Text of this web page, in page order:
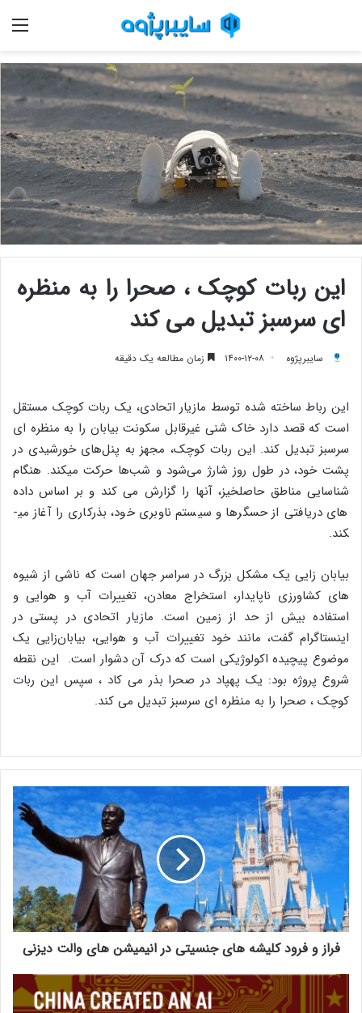
این ربات کوچک ، صحرا را به منظره
ای سرسبز تبدیل می کند
سایبرپژوه ۱۴۰۰-۱۲-۰۸ زمان مطالعه یک دقیقه
این رباط ساخته شده توسط مازیار اتحادی، یک ربات کوچک مستقل
است که قصد دارد خاک شنی غیرقابل سکونت بیابان را به منظره ای
سرسبز تبدیل کند. این ربات کوچک، مجهز به پنل‌های خورشیدی در
پشت خود، در طول روز شارژ می‌شود و شب‌ها حرکت می­کند. هنگام
شناسایی مناطق حاصلخیز، آنها را گزارش می کند و بر اساس داده
های دریافتی از حسگرها و سیستم ناوبری خود، بذرکاری را آغاز می­
کند.
بیابان زایی یک مشکل بزرگ در سراسر جهان است که ناشی از شیوه
های کشاورزی ناپایدار، استخراج معادن، تغییرات آب و هوایی و
استفاده بیش از حد از زمین است. مازیار اتحادی در پستی در
اینستاگرام گفت، مانند خود تغییرات آب و هوایی، بیابان‌زایی یک
موضوع پیچیده اکولوژیکی است که درک آن دشوار است. این نقطه
شروع پروژه بود: یک پهپاد در صحرا بذر می کاد ، سپس این ربات
کوچک ، صحرا را به منظره ای سرسبز تبدیل می کند.
فراز و فرود کلیشه های جنسیتی در انیمیشن های والت دیزنی